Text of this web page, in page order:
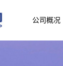
公司概况